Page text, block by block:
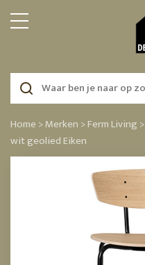
Home >Merken >Ferm Living >
wit geolied Eiken